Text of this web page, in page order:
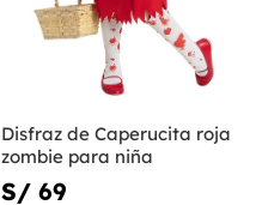
Disfraz de Caperucita roja
zombie para niña
S/ 69